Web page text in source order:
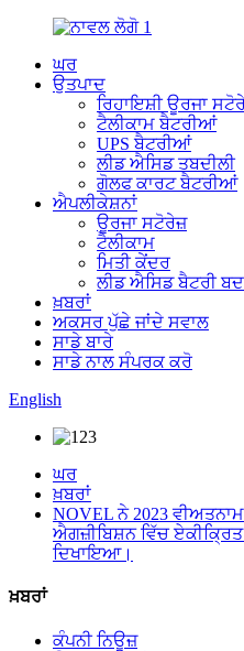
ਘਰ
ਉਤਪਾਦ
ਰਿਹਾਇਸ਼ੀ ਊਰਜਾ
ਟੈਲੀਕਾਮ ਬੈਟਰੀਆਂ
UPS ਬੈਟਰੀਆਂ
ਲੀਡ ਐਸਿਡ ਤਬਦੀਲੀ
ਗੋਲਫ ਕਾਰਟ ਬੈਟਰੀਆਂ
ਐਪਲੀਕੇਸ਼ਨਾਂ
ਊਰਜਾ ਸਟੋਰੇਜ਼
ਟੈਲੀਕਾਮ
ਮਿਤੀ ਕੇਂਦਰ
ਲੀਡ ਐਸਿਡ ਬੈਟਰੀ
ਖ਼ਬਰਾਂ
ਅਕਸਰ ਪੁੱਛੇ ਜਾਂਦੇ ਸਵਾਲ
ਸਾਡੇ ਬਾਰੇ
ਸਾਡੇ ਨਾਲ ਸੰਪਰਕ ਕਰੋ
English
ਘਰ
ਖ਼ਬਰਾਂ
NOVEL ਨੇ 2023
ਐਗਜ਼ੀਬਿਸ਼ਨ ਵਿੱਚ
ਦਿਖਾਇਆ।
ਖ਼ਬਰਾਂ
ਕੰਪਨੀ ਨਿਊਜ਼